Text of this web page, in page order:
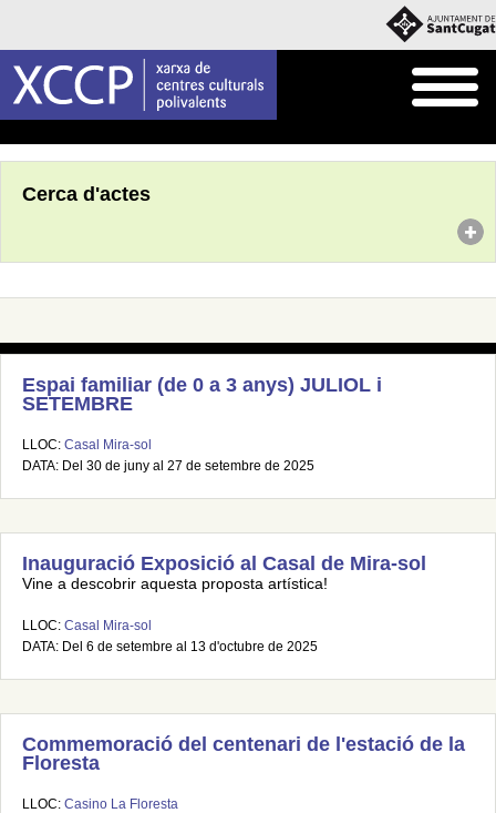
Cerca d'actes
Espai familiar (de 0 a 3 anys) JULIOL i
SETEMBRE
LLOC: Casal Mira-sol
DATA: Del 30 de juny al 27 de setembre de 2025
Inauguració Exposició al Casal de Mira-sol
Vine a descobrir aquesta proposta artística!
LLOC: Casal Mira-sol
DATA: Del 6 de setembre al 13 d'octubre de 2025
Commemoració del centenari de l'estació de la
Floresta
LLOC: Casino La Floresta